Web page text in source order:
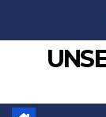
springen